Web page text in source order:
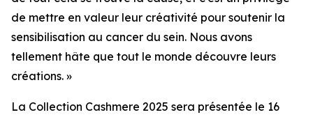
de mettre en valeur leur créativité pour soutenir la
sensibilisation au cancer du sein. Nous avons
tellement hâte que tout le monde découvre leurs
créations. »
La Collection Cashmere 2025 sera présentée le 16